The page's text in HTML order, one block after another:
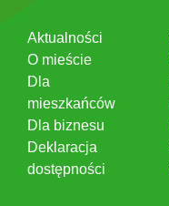
Aktualności
O mieście
Dla
mieszkańców
Dla biznesu
Deklaracja
dostępności